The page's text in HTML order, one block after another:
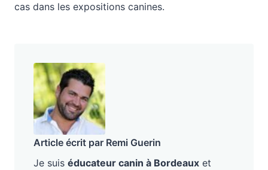
cas dans les expositions canines.
Article écrit par Remi Guerin
Je suis éducateur canin à Bordeaux et